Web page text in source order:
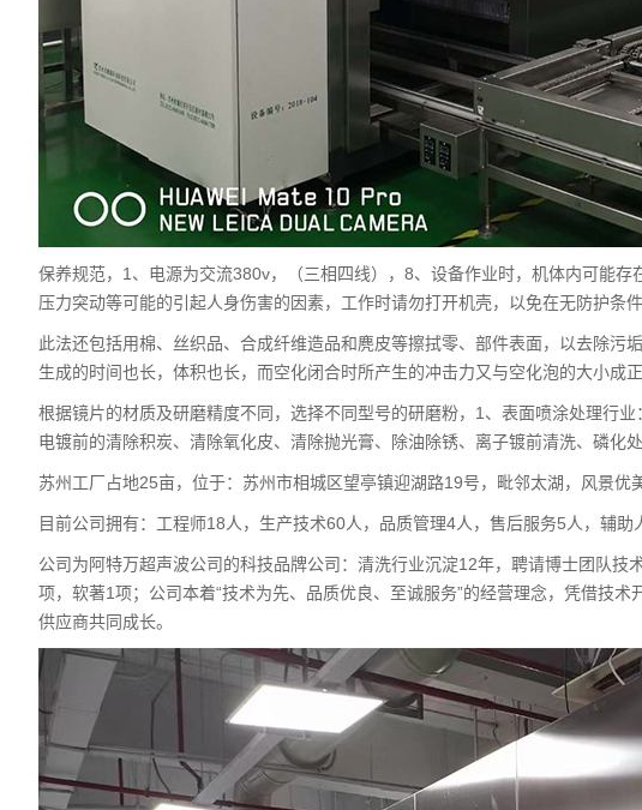
保养规范，1、电源为交流380v，（三相四线），8、设备作业时，机体内可能
压力突动等可能的引起人身伤害的因素，工作时请勿打开机壳，以免在无防护条
此法还包括用棉、丝织品、合成纤维造品和麂皮等擦拭零、部件表面，以去除污
生成的时间也长，体积也长，而空化闭合时所产生的冲击力又与空化泡的大小成
根据镜片的材质及研磨精度不同，选择不同型号的研磨粉，1、表面喷涂处理行
电镀前的清除积炭、清除氧化皮、清除抛光膏、除油除锈、离子镀前清洗、磷化
苏州工厂占地25亩，位于：苏州市相城区望亭镇迎湖路19号，毗邻太湖，风景优
目前公司拥有：工程师18人，生产技术60人，品质管理4人，售后服务5人，辅助
公司为阿特万超声波公司的科技品牌公司：清洗行业沉淀12年，聘请博士团队
项，软著1项；公司本着“技术为先、品质优良、至诚服务”的经营理念，凭借技
供应商共同成长。